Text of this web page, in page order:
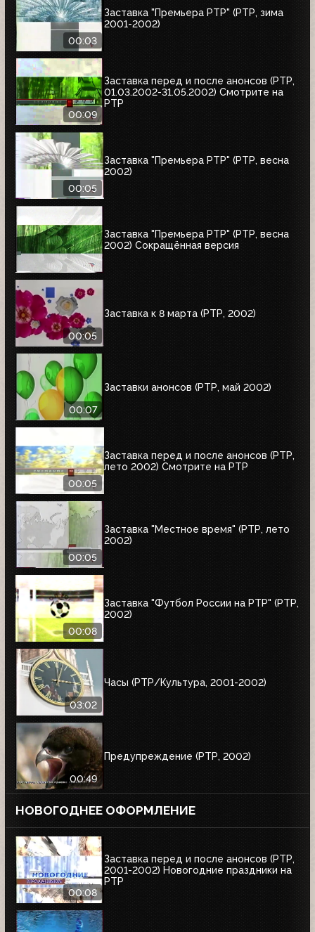
00:03
Заставка "Премьера РТР" (РТР, зима
2001-2002)
00:09
Заставка перед и после анонсов (РТР,
01.03.2002-31.05.2002) Смотрите на
РТР
00:05
Заставка "Премьера РТР" (РТР, весна
2002)
Заставка "Премьера РТР" (РТР, весна
2002) Сокращённая версия
00:05
Заставка к 8 марта (РТР, 2002)
00:07
Заставки анонсов (РТР, май 2002)
00:05
Заставка перед и после анонсов (РТР,
лето 2002) Смотрите на РТР
00:05
Заставка "Местное время" (РТР, лето
2002)
00:08
Заставка "Футбол России на РТР" (РТР,
2002)
03:02
Часы (РТР/Культура, 2001-2002)
00:49
Предупреждение (РТР, 2002)
НОВОГОДНЕЕ ОФОРМЛЕНИЕ
00:08
Заставка перед и после анонсов (РТР,
2001-2002) Новогодние праздники на
РТР